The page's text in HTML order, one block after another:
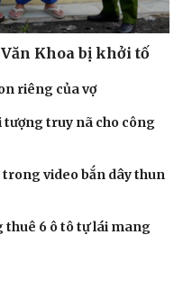
Giải trí
Thời trang
Sao Việt
Khoa bị khởi tố
riêng của vợ
tượng truy nã cho công
trong video bắn dây thun
thuê 6 ô tô tự lái mang